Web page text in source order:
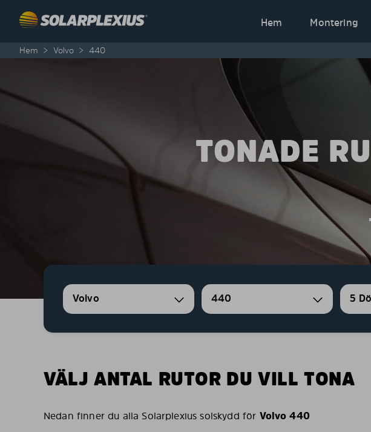
Hem
Montering
Hem > Volvo > 440
TONADE
Volvo 440 5
VÄLJ ANTAL RUTOR DU VILL TONA
Nedan finner du alla Solarplexius solskydd för Volvo 440